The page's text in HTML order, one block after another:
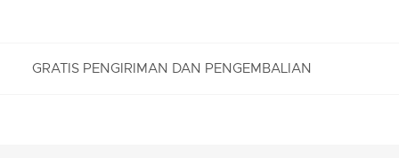
GRATIS PENGIRIMAN DAN PENGEMBALIAN